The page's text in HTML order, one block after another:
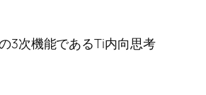
3次機能であるTi内向思考